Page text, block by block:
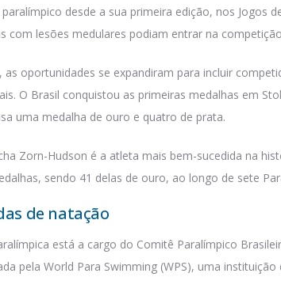
desde a sua primeira edição, nos Jogos
com lesões medulares podiam entrar na
oportunidades se expandiram para incluir
O Brasil conquistou as primeiras medalhas em
uma medalha de ouro e quatro de prata.
Zorn-Hudson é a atleta mais bem-sucedida na
sendo 41 delas de ouro, ao longo de sete
de natação
está a cargo do Comitê Paralímpico
pela World Para Swimming (WPS), uma